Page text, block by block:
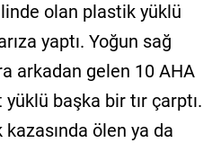
olan plastik yüklü
yaptı. Yoğun sağ
arkadan gelen 10 AHA
başka bir tır çarptı.
ölen ya da